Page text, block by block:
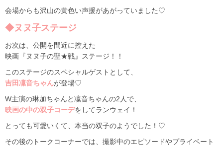
会場からも沢山の黄色い声援があがっていました♡
◆ヌヌ子ステージ
お次は、公開を間近に控えた
映画『ヌヌ子の聖★戦』ステージ！！
このステージのスペシャルゲストとして、
吉田凜音ちゃんが登場♡
W主演の琳加ちゃんと凜音ちゃんの2人で、
映画の中の双子コーデをしてランウェイ！
とっても可愛いくて、本当の双子のようでした！♡
その後のトークコーナーでは、撮影中のエピソードやプライベート